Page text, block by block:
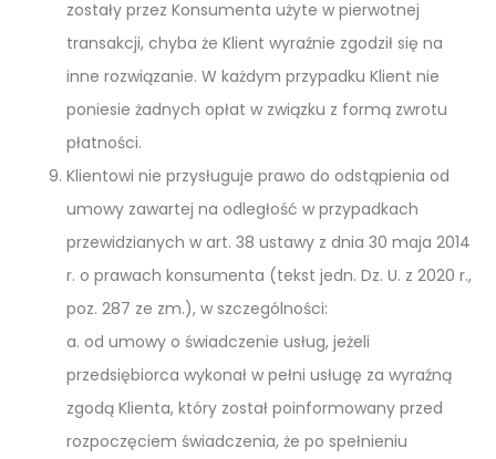
zostały przez Konsumenta użyte w pierwotnej
transakcji, chyba że Klient wyraźnie zgodził się na
inne rozwiązanie. W każdym przypadku Klient nie
poniesie żadnych opłat w związku z formą zwrotu
płatności.
Klientowi nie przysługuje prawo do odstąpienia od
umowy zawartej na odległość w przypadkach
przewidzianych w art. 38 ustawy z dnia 30 maja 2014
r. o prawach konsumenta (tekst jedn. Dz. U. z 2020 r.,
poz. 287 ze zm.), w szczególności:
a. od umowy o świadczenie usług, jeżeli
przedsiębiorca wykonał w pełni usługę za wyraźną
zgodą Klienta, który został poinformowany przed
rozpoczęciem świadczenia, że po spełnieniu